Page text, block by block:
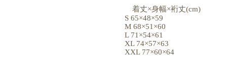
着丈×身幅×裄丈(cm)
S 65×48×59
M 68×51×60
L 71×54×61
XL 74×57×63
XXL 77×60×64